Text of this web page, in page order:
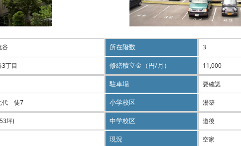
谷 所在階数 3
丁目 修繕積立金（円/月） 11,000
駐車場 要確認
代 徒7 小学校区 湯築
坪) 中学校区 道後
現況 空家